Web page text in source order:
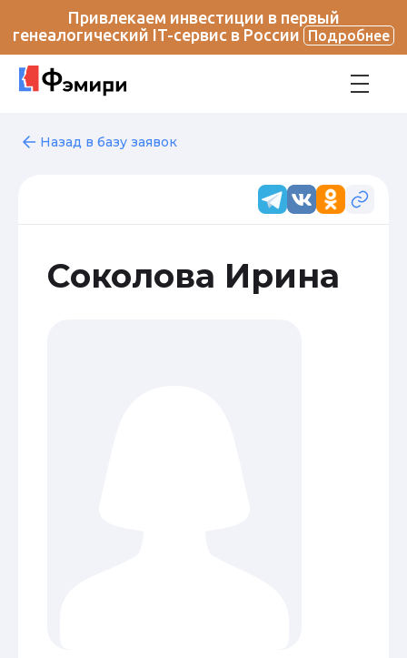
Привлекаем инвестиции в первый
генеалогический IT-сервис в России
Подробнее
Назад в базу заявок
Соколова Ирина